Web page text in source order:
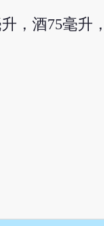
，酒75毫升